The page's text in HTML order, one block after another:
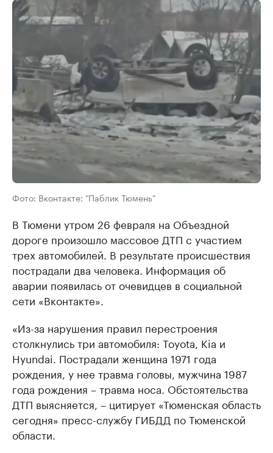
Фото: Вконтакте: "Паблик Тюмень"
В Тюмени утром 26 февраля на Объездной
дороге произошло массовое ДТП с участием
трех автомобилей. В результате происшествия
пострадали два человека. Информация об
аварии появилась от очевидцев в социальной
сети «Вконтакте».
«Из-за нарушения правил перестроения
столкнулись три автомобиля: Toyota, Kia и
Hyundai. Пострадали женщина 1971 года
рождения, у нее травма головы, мужчина 1987
года рождения – травма носа. Обстоятельства
ДТП выясняется, – цитирует «Тюменская область
сегодня» пресс-службу ГИБДД по Тюменской
области.